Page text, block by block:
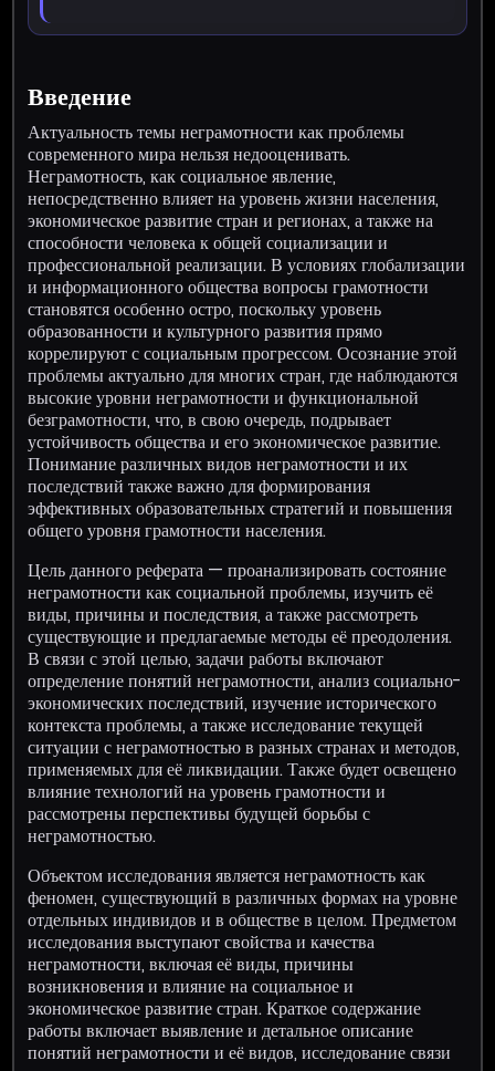
Введение
Актуальность темы неграмотности как проблемы
современного мира нельзя недооценивать.
Неграмотность, как социальное явление,
непосредственно влияет на уровень жизни населения,
экономическое развитие стран и регионах, а также на
способности человека к общей социализации и
профессиональной реализации. В условиях глобализации
и информационного общества вопросы грамотности
становятся особенно остро, поскольку уровень
образованности и культурного развития прямо
коррелируют с социальным прогрессом. Осознание этой
проблемы актуально для многих стран, где наблюдаются
высокие уровни неграмотности и функциональной
безграмотности, что, в свою очередь, подрывает
устойчивость общества и его экономическое развитие.
Понимание различных видов неграмотности и их
последствий также важно для формирования
эффективных образовательных стратегий и повышения
общего уровня грамотности населения.
Цель данного реферата — проанализировать состояние
неграмотности как социальной проблемы, изучить её
виды, причины и последствия, а также рассмотреть
существующие и предлагаемые методы её преодоления.
В связи с этой целью, задачи работы включают
определение понятий неграмотности, анализ социально-
экономических последствий, изучение исторического
контекста проблемы, а также исследование текущей
ситуации с неграмотностью в разных странах и методов,
применяемых для её ликвидации. Также будет освещено
влияние технологий на уровень грамотности и
рассмотрены перспективы будущей борьбы с
неграмотностью.
Объектом исследования является неграмотность как
феномен, существующий в различных формах на уровне
отдельных индивидов и в обществе в целом. Предметом
исследования выступают свойства и качества
неграмотности, включая её виды, причины
возникновения и влияние на социальное и
экономическое развитие стран. Краткое содержание
работы включает выявление и детальное описание
понятий неграмотности и её видов, исследование связи